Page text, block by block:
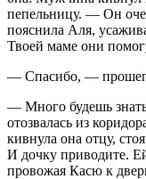
пепельницу. — Он
пояснила Аля,
Твоей маме они
— Спасибо, —
— Много будешь
отозвалась из
кивнула она отцу,
И дочку приводите.
провожая Касю к